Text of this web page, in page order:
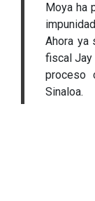
Moya ha
Ahora ya
fiscal Jay
proceso
Sinaloa.